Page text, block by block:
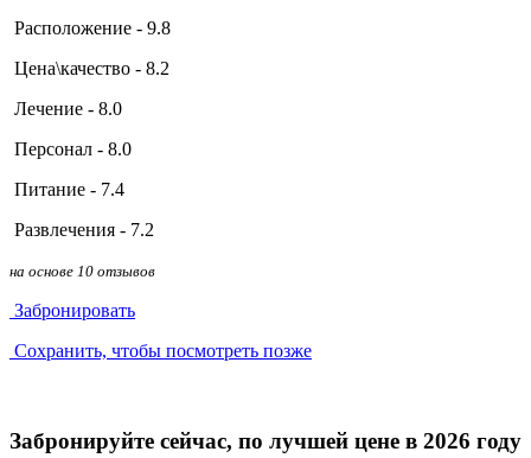
Расположение - 9.8
Цена\качество - 8.2
Лечение - 8.0
Персонал - 8.0
Питание - 7.4
Развлечения - 7.2
на основе 10 отзывов
Забронировать
Сохранить, чтобы посмотреть позже
Забронируйте сейчас, по лучшей цене в 2026 году